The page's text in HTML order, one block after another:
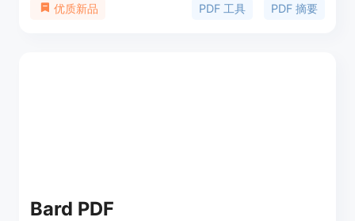
PDF 互动的方式。Chat PDF 能够从 PDF 中提取文本
优质新品 PDF 工具 PDF 摘要
Bard PDF